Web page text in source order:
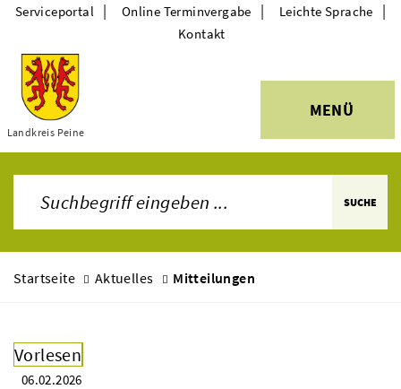
Themen
Landkreis Peine
MENÜ
Serviceportal | Online Terminvergabe | Leichte Sprache |
Kontakt
SUCHE
Startseite Aktuelles Mitteilungen
Vorlesen
06.02.2026